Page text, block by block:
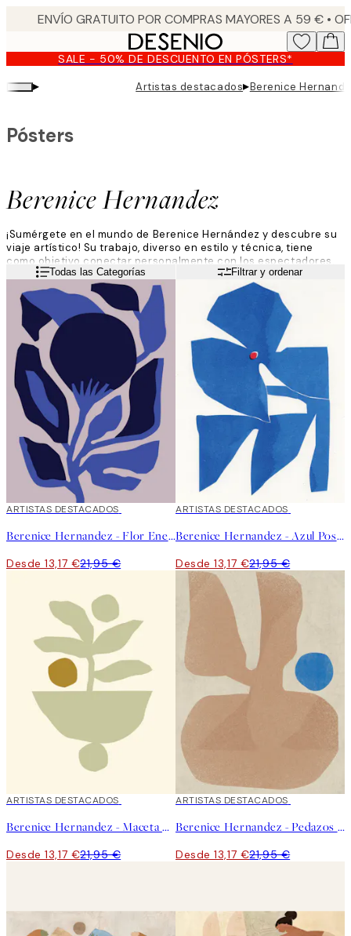
content.SALE - 50% DE DESCUENTO EN PÓSTERS*
▸ Artistas destacados▸Berenice
Berenice Hernandez
Pósters
¡Sumérgete en el mundo de Berenice Hernández y descubre su
viaje artístico! Su trabajo, diverso en estilo y técnica, tiene
como objetivo conectar personalmente con los espectadores.
Inspirada en la naturaleza, su arte busca capturar su
perfección, a menudo utilizando acrílicos en lienzos
texturizados para un efecto visual único.
Leer másTodas las Categorías Filtrar y ordenar
40%*
ARTISTAS DESTACADOS
Berenice Hernandez - Flor Enero Poster
Desde 13,17 €21,95 €
40%*
ARTISTAS DESTACADOS
Berenice Hernandez - Azul Poster
Desde 13,17 €21,95 €
40%*
ARTISTAS DESTACADOS
Berenice Hernandez - Maceta Beige Poster
Desde 13,17 €21,95 €
40%*
ARTISTAS DESTACADOS
Berenice Hernandez - Pedazos de Plantas IV Poster
Desde 13,17 €21,95 €